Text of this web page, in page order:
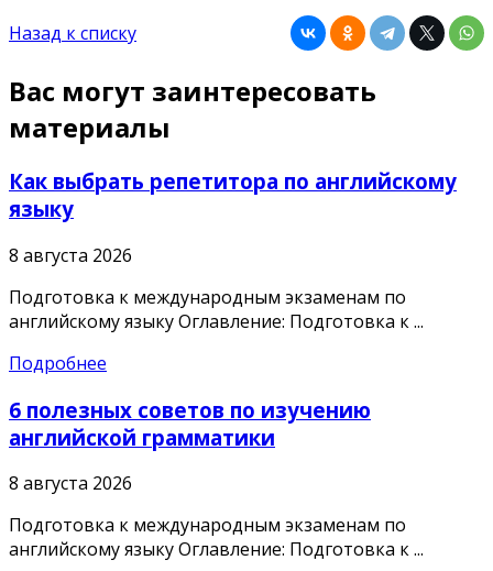
Назад к списку
Вас могут заинтересовать
материалы
Как выбрать репетитора по английскому
языку
8 августа 2026
Подготовка к международным экзаменам по
английскому языку Оглавление: Подготовка к ...
Подробнее
6 полезных советов по изучению
английской грамматики
8 августа 2026
Подготовка к международным экзаменам по
английскому языку Оглавление: Подготовка к ...